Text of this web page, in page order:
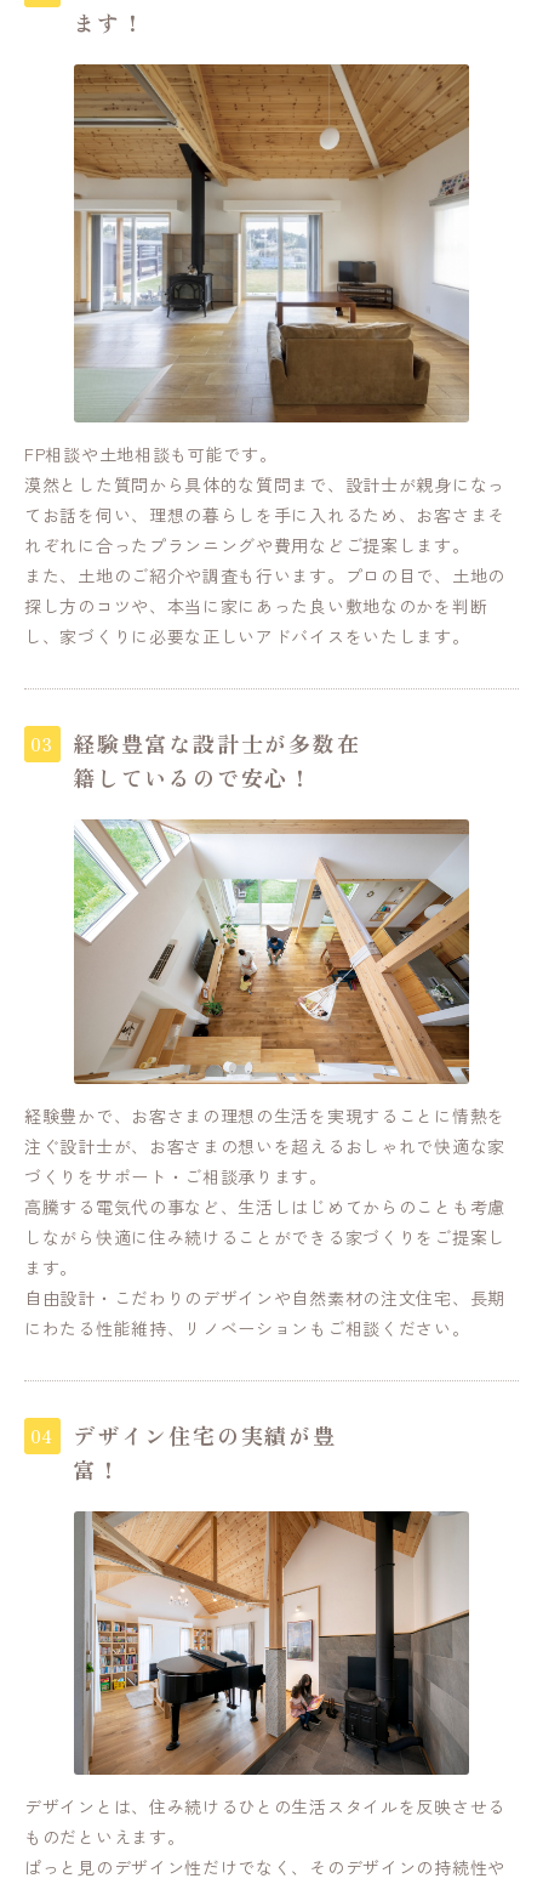
ます！
FP相談や土地相談も可能です。
漠然とした質問から具体的な質問まで、設計士が親身になっ
てお話を伺い、理想の暮らしを手に入れるため、お客さまそ
れぞれに合ったプランニングや費用などご提案します。
また、土地のご紹介や調査も行います。プロの目で、土地の
探し方のコツや、本当に家にあった良い敷地なのかを判断
し、家づくりに必要な正しいアドバイスをいたします。
経験豊富な設計士が多数在
籍しているので安心！
経験豊かで、お客さまの理想の生活を実現することに情熱を
注ぐ設計士が、お客さまの想いを超えるおしゃれで快適な家
づくりをサポート・ご相談承ります。
高騰する電気代の事など、生活しはじめてからのことも考慮
しながら快適に住み続けることができる家づくりをご提案し
ます。
自由設計・こだわりのデザインや自然素材の注文住宅、長期
にわたる性能維持、リノベーションもご相談ください。
デザイン住宅の実績が豊
富！
デザインとは、住み続けるひとの生活スタイルを反映させる
ものだといえます。
ぱっと見のデザイン性だけでなく、そのデザインの持続性や